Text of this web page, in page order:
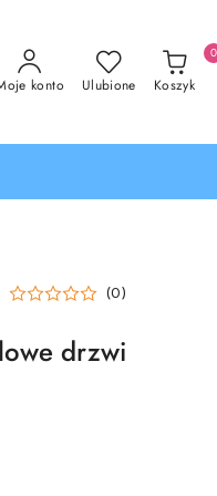
konto Ulubione Koszyk
0
(0)
drzwi